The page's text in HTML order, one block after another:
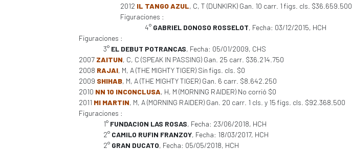
2012 IL TANGO AZUL, C, T (DUNKIRK) Gan. 10 carr. 1 figs. cls. $36.659.500
Figuraciones :
4° GABRIEL DONOSO ROSSELOT, Fecha: 03/12/2015, HCH
Figuraciones :
3° EL DEBUT POTRANCAS, Fecha: 05/01/2009, CHS
2007 ZAITUN, C, C (SPEAK IN PASSING) Gan. 25 carr. $36.214.750
2008 RAJAI, M, A (THE MIGHTY TIGER) Sin figs. cls. $0
2009 SHIHAB, M, A (THE MIGHTY TIGER) Gan. 6 carr. $8.642.250
2010 NN 10 INCONCLUSA, H, M (MORNING RAIDER) No corrió $0
2011 MI MARTIN, M, A (MORNING RAIDER) Gan. 20 carr. 1 cls. y 15 figs. cls. $92.368.500
Figuraciones :
1° FUNDACION LAS ROSAS, Fecha: 23/06/2018, HCH
2° CAMILO RUFIN FRANZOY, Fecha: 18/03/2017, HCH
2° GRAN DUCATO, Fecha: 05/05/2018, HCH